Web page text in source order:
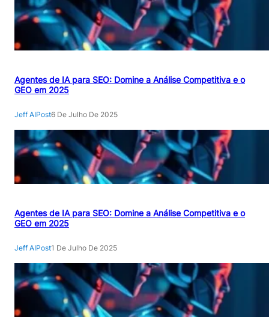
Agentes de IA para SEO: Domine a Análise Competitiva e o
GEO em 2025
Jeff AIPost6 De Julho De 2025
Agentes de IA para SEO: Domine a Análise Competitiva e o
GEO em 2025
Jeff AIPost1 De Julho De 2025